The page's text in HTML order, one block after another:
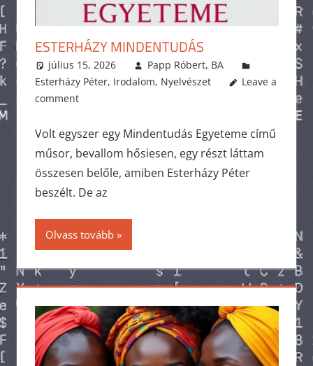
ESTERHÁZY MINDENTUDÁS
július 15, 2026
Papp Róbert, BA
Esterházy Péter, Irodalom, Nyelvészet
Leave a
comment
Volt egyszer egy Mindentudás Egyeteme című
műsor, bevallom hősiesen, egy részt láttam
összesen belőle, amiben Esterházy Péter
beszélt. De az
Olvass tovább